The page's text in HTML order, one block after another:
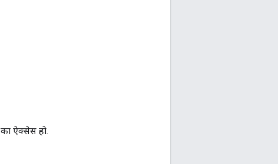
का ऐक्सेस हो.